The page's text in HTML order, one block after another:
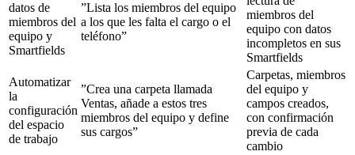
datos de
miembros del
equipo y
Smartfields
”Lista los miembros del equipo
a los que les falta el cargo o el
teléfono”
miembros del
equipo con datos
incompletos en sus
Smartfields
Automatizar
la
configuración
del espacio
de trabajo
”Crea una carpeta llamada
Ventas, añade a estos tres
miembros del equipo y define
sus cargos”
Carpetas, miembros
del equipo y
campos creados,
con confirmación
previa de cada
cambio